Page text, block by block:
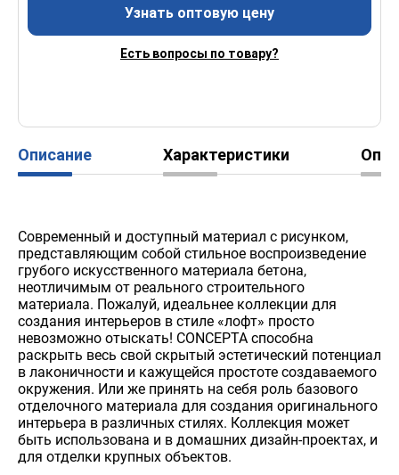
Узнать оптовую цену
Есть вопросы по товару?
Описание Характеристики
Современный и доступный материал с рисунком,
представляющим собой стильное воспроизведение
грубого искусственного материала бетона,
неотличимым от реального строительного
материала. Пожалуй, идеальнее коллекции для
создания интерьеров в стиле «лофт» просто
невозможно отыскать! CONCEPTA способна
раскрыть весь свой скрытый эстетический потенциал
в лаконичности и кажущейся простоте создаваемого
окружения. Или же принять на себя роль базового
отделочного материала для создания оригинального
интерьера в различных стилях. Коллекция может
быть использована и в домашних дизайн-проектах, и
для отделки крупных объектов.